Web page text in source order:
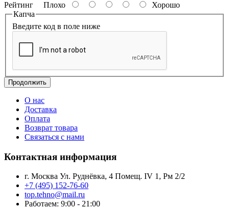
Рейтинг Плохо
Хорошо
Капча
Введите код в поле ниже
Продолжить
О нас
Доставка
Оплата
Возврат товара
Связаться с нами
Контактная информация
г. Москва Ул. Руднёвка, 4 Помещ. IV 1, Рм 2/2
+7 (495) 152-76-60
top.tehno@mail.ru
Работаем: 9:00 - 21:00